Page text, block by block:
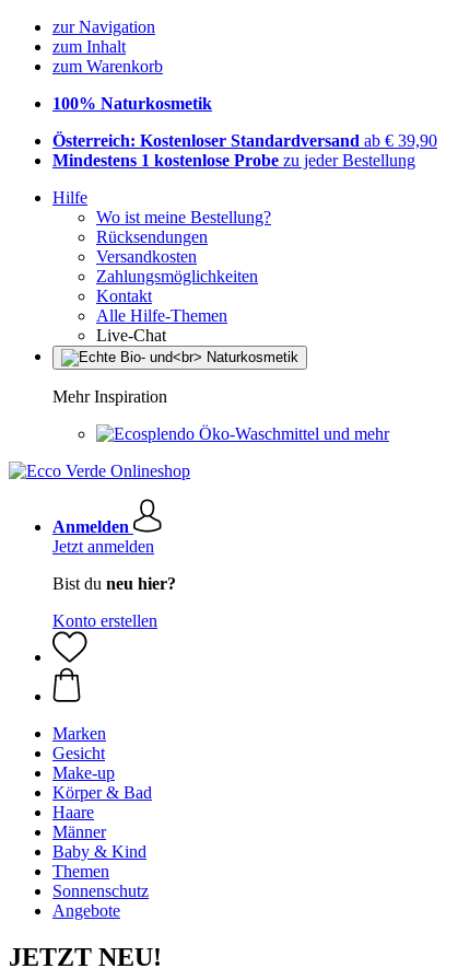
zur Navigation
zum Inhalt
zum Warenkorb
100% Naturkosmetik
Österreich: Kostenloser Standardversand ab € 39,90
Mindestens 1 kostenlose Probe zu jeder Bestellung
Hilfe
Wo ist meine Bestellung?
Rücksendungen
Versandkosten
Zahlungsmöglichkeiten
Kontakt
Alle Hilfe-Themen
Live-Chat
Mehr Inspiration
Öko-Waschmittel und mehr
Anmelden
Jetzt anmelden
Bist du neu hier?
Konto erstellen
Marken
Gesicht
Make-up
Körper & Bad
Haare
Männer
Baby & Kind
Themen
Sonnenschutz
Angebote
JETZT NEU!